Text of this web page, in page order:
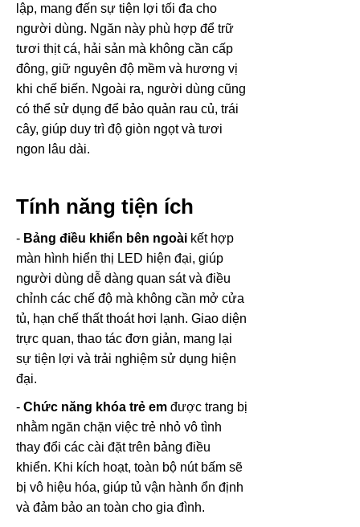
lập, mang đến sự tiện lợi tối đa cho
người dùng. Ngăn này phù hợp để trữ
tươi thịt cá, hải sản mà không cần cấp
đông, giữ nguyên độ mềm và hương vị
khi chế biến. Ngoài ra, người dùng cũng
có thể sử dụng để bảo quản rau củ, trái
cây, giúp duy trì độ giòn ngọt và tươi
ngon lâu dài.
Tính năng tiện ích
- Bảng điều khiển bên ngoài kết hợp
màn hình hiển thị LED hiện đại, giúp
người dùng dễ dàng quan sát và điều
chỉnh các chế độ mà không cần mở cửa
tủ, hạn chế thất thoát hơi lạnh. Giao diện
trực quan, thao tác đơn giản, mang lại
sự tiện lợi và trải nghiệm sử dụng hiện
đại.
- Chức năng khóa trẻ em được trang bị
nhằm ngăn chặn việc trẻ nhỏ vô tình
thay đổi các cài đặt trên bảng điều
khiển. Khi kích hoạt, toàn bộ nút bấm sẽ
bị vô hiệu hóa, giúp tủ vận hành ổn định
và đảm bảo an toàn cho gia đình.